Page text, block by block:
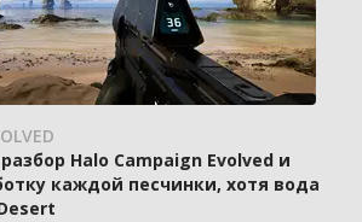
Halo Campaign Evolved и
каждой песчинки, хотя вода